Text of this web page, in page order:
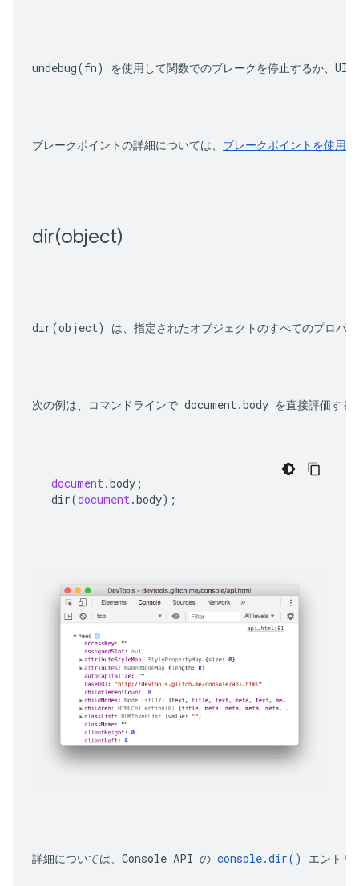
undebug(fn) を使用して関数でのブレークを停止するか、UI
ブレークポイントの詳細については、 ブレークポイントを使用
dir(object)
dir(object) は、指定されたオブジェクトのすべてのプロ
次の例は、コマンドラインで document.body を直接評価する
document .body ;
dir(document .body);
詳細については、Console API の console.dir() エントリ